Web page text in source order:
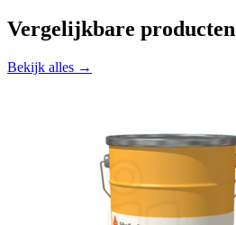
Vergelijkbare producten
Bekijk alles →